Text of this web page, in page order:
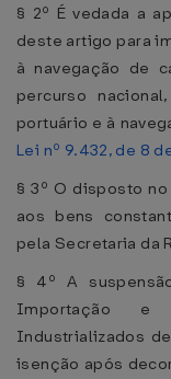
§ 2º É vedada a
deste artigo para
à navegação de
percurso
portuário e à
Lei nº 9.432, de 8
§ 3º O disposto
aos bens
pela Secretaria da
§ 4º A
Importação
Industrializados
isenção após